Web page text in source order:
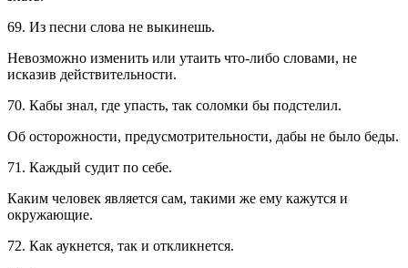
69. Из песни слова не выкинешь.
Невозможно изменить или утаить что-либо словами, не
исказив действительности.
70. Кабы знал, где упасть, так соломки бы подстелил.
Об осторожности, предусмотрительности, дабы не было беды.
71. Каждый судит по себе.
Каким человек является сам, такими же ему кажутся и
окружающие.
72. Как аукнется, так и откликнется.